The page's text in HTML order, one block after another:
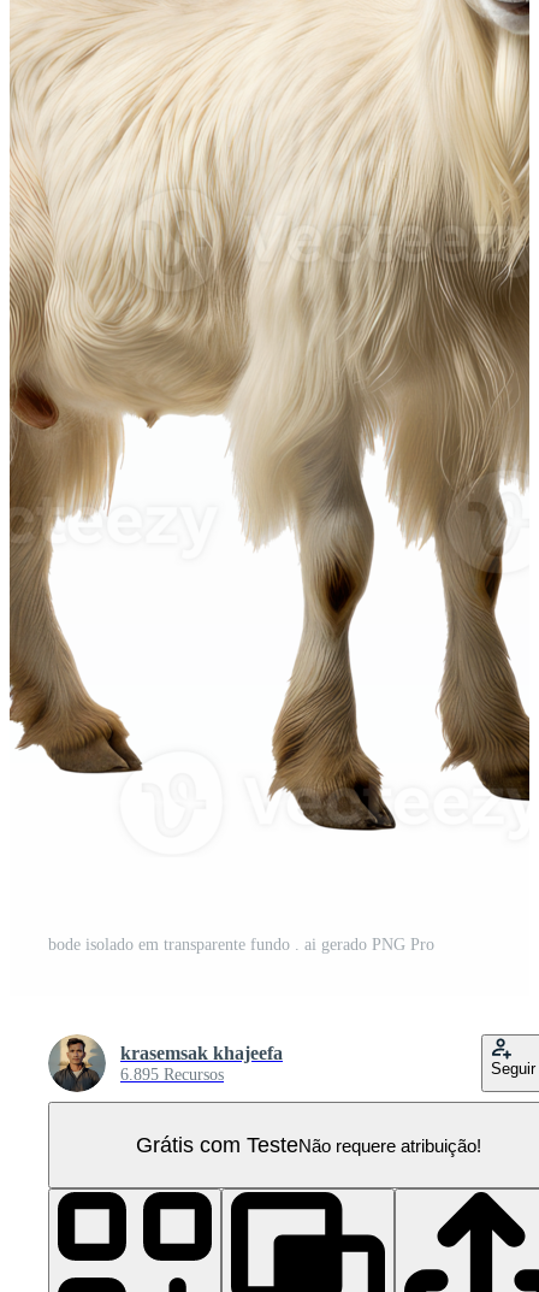
bode isolado em transparente fundo . ai gerado PNG Pro
krasemsak khajeefa
6.895 Recursos Seguir
Grátis com TesteNão requere atribuição!